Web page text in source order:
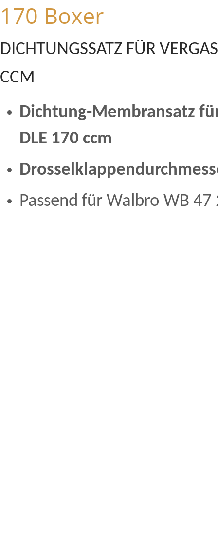
170 Boxer
DICHTUNGSSATZ FÜR
CCM
Dichtung-Membransatz
DLE 170 ccm
Passend für Walbro WB 47